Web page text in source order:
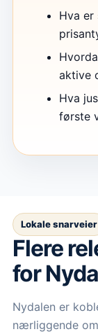
Hva
aktive
Hva
første
Lokale snarveier
Flere
for
Nydalen er
nærliggende